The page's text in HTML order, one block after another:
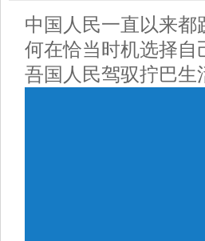
中国人民一直以来
何在恰当时机选择自
吾国人民驾驭拧巴生